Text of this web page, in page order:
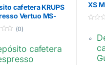
cafetera KRUPS
Vertuo MS-
(0)
cafetera
XS
e